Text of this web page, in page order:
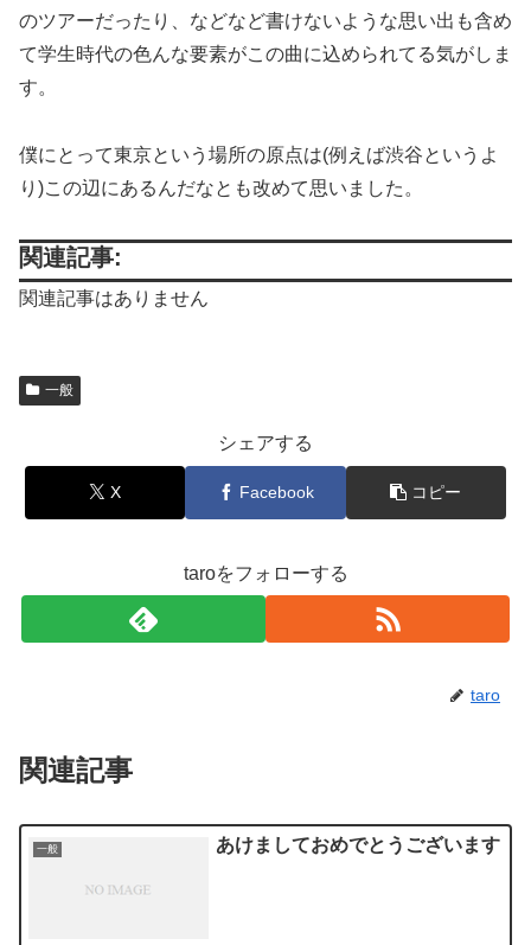
のツアーだったり、などなど書けないような思い出も含め
て学生時代の色んな要素がこの曲に込められてる気がしま
す。
僕にとって東京という場所の原点は(例えば渋谷というよ
り)この辺にあるんだなとも改めて思いました。
関連記事:
関連記事はありません
一般
シェアする
X Facebook コピー
taroをフォローする
taro
関連記事
一般 あけましておめでとうございます